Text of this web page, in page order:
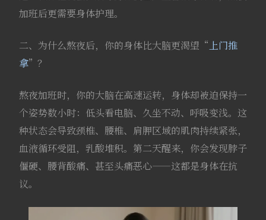
加班后更需要身体护理。
二、为什么熬夜后，你的身体比大脑更渴望“ 上门推
拿”？
熬夜加班时，你的大脑在高速运转，身体却被迫保持一
个姿势数小时：低头看电脑、久坐不动、呼吸变浅。这
种状态会导致颈椎、腰椎、肩胛区域的肌肉持续紧张，
血液循环受阻，乳酸堆积。第二天醒来，你会发现脖子
僵硬、腰背酸痛、甚至头痛恶心——这都是身体在抗
议。